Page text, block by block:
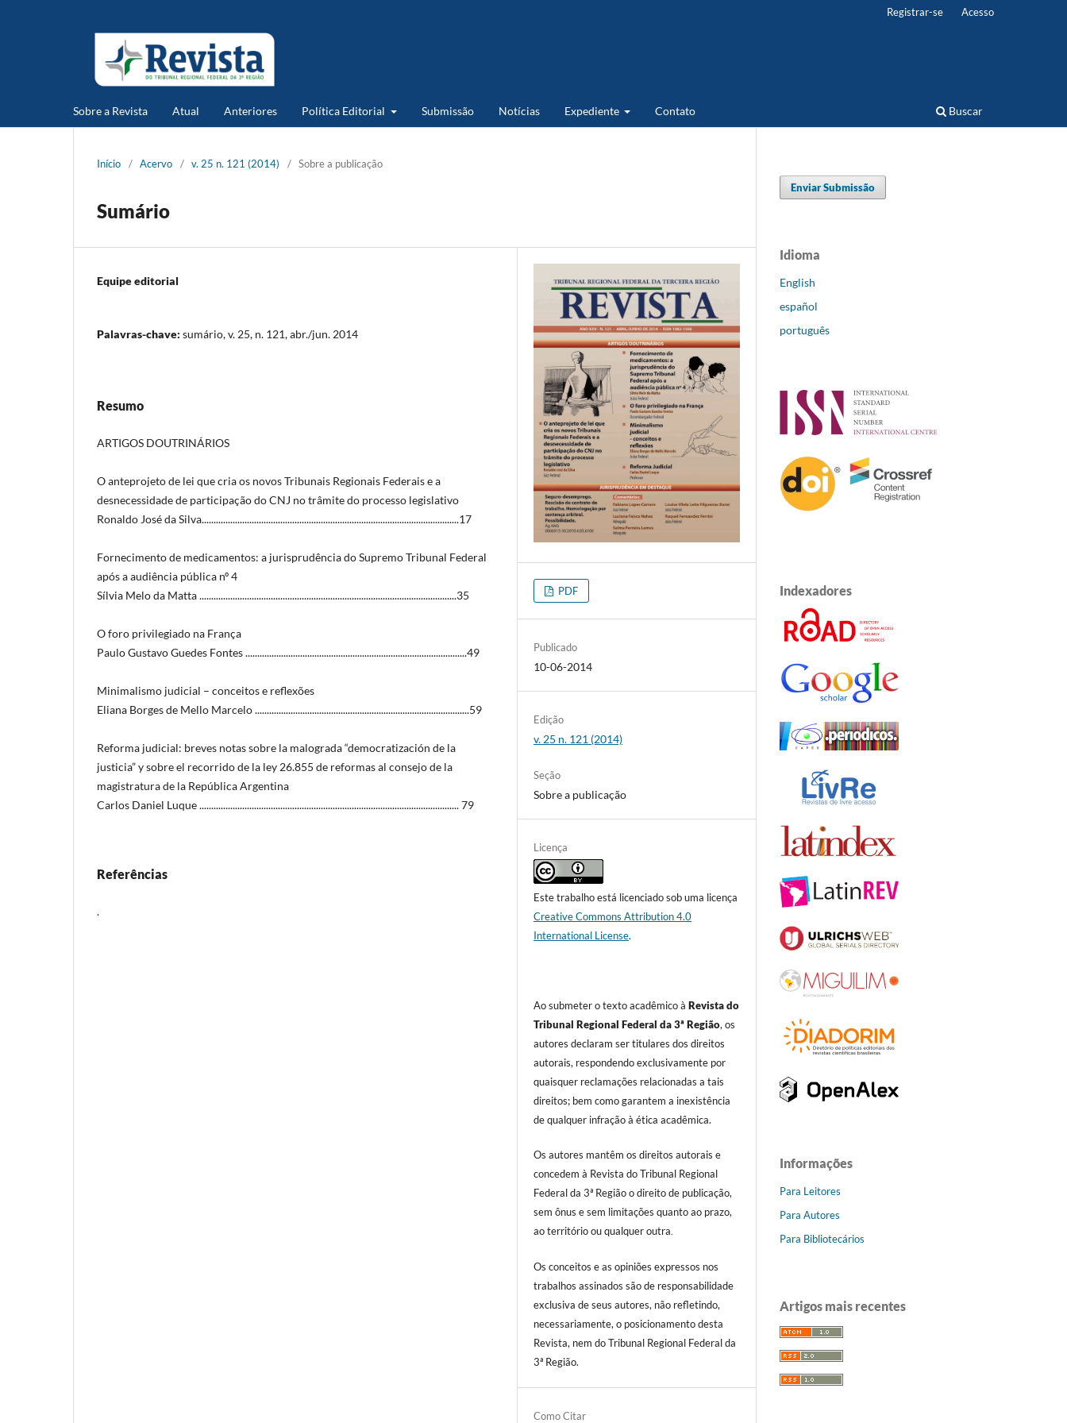
Sobre a Revista Atual Anteriores Política Editorial Submissão Notícias Expediente Contato Buscar
Registrar-se Acesso
Início / Acervo / v. 25 n. 121 (2014) / Sobre a publicação
Sumário
Equipe editorial
Palavras-chave: sumário, v. 25, n. 121, abr./jun. 2014
Resumo
ARTIGOS DOUTRINÁRIOS
O anteprojeto de lei que cria os novos Tribunais Regionais Federais e a
desnecessidade de participação do CNJ no trâmite do processo legislativo
Ronaldo José da Silva............................................................................................................17
Fornecimento de medicamentos: a jurisprudência do Supremo Tribunal Federal
após a audiência pública nº 4
Sílvia Melo da Matta ............................................................................................................35
O foro privilegiado na França
Paulo Gustavo Guedes Fontes .............................................................................................49
Minimalismo judicial – conceitos e reflexões
Eliana Borges de Mello Marcelo ..........................................................................................59
Reforma judicial: breves notas sobre la malograda “democratización de la
justicia” y sobre el recorrido de la ley 26.855 de reformas al consejo de la
magistratura de la República Argentina
Carlos Daniel Luque ............................................................................................................. 79
Referências
.
PDF
Publicado
10-06-2014
Edição
v. 25 n. 121 (2014)
Seção
Sobre a publicação
Licença
Este trabalho está licenciado sob uma licença
Creative Commons Attribution 4.0
International License.
Ao submeter o texto acadêmico àRevista do
Tribunal Regional Federal da 3ª Região, os
autores declaram ser titulares dos direitos
autorais, respondendo exclusivamente por
quaisquer reclamações relacionadas a tais
direitos; bem como garantem a inexistência
de qualquer infração à ética acadêmica.
Os autores mantêm os direitos autorais e
concedem à Revista do Tribunal Regional
Federal da 3ª Região o direito de publicação,
sem ônus e sem limitações quanto ao prazo,
ao território ou qualquer outra.
Os conceitos e as opiniões expressos nos
trabalhos assinados são de responsabilidade
exclusiva de seus autores, não refletindo,
necessariamente, o posicionamento desta
Revista, nem do Tribunal Regional Federal da
3ª Região.
Como Citar
Enviar Submissão
Idioma
English
español
português
Indexadores
Informações
Para Leitores
Para Autores
Para Bibliotecários
Artigos mais recentes